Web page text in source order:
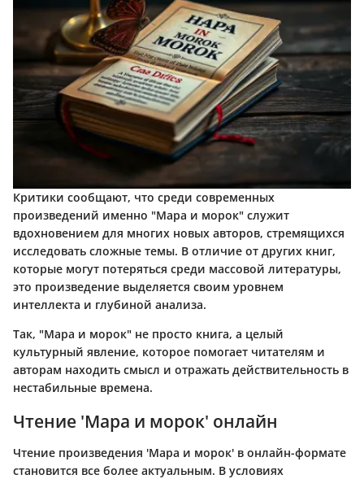
Критики сообщают, что среди современных
произведений именно "Мара и морок" служит
вдохновением для многих новых авторов, стремящихся
исследовать сложные темы. В отличие от других книг,
которые могут потеряться среди массовой литературы,
это произведение выделяется своим уровнем
интеллекта и глубиной анализа.
Так, "Мара и морок" не просто книга, а целый
культурный явление, которое помогает читателям и
авторам находить смысл и отражать действительность в
нестабильные времена.
Чтение 'Мара и морок' онлайн
Чтение произведения 'Мара и морок' в онлайн-формате
становится все более актуальным. В условиях